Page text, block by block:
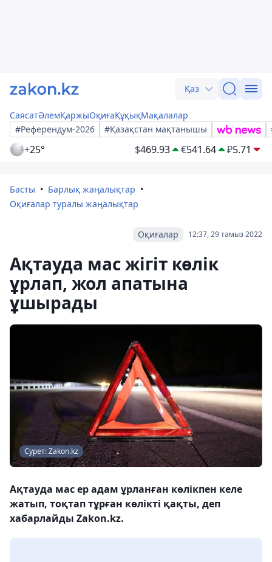
Қаз
СаясатӘлемҚаржыОқиғаҚұқықМақалалар
#Референдум-2026
#Қазақстан мақтанышы
+25° $469.93 €541.64 ₽5.71
Басты
Барлық жаңалықтар
Оқиғалар туралы жаңалықтар
12:37, 29 тамыз 2022
Оқиғалар
Ақтауда мас жігіт көлік
ұрлап, жол апатына
ұшырады
Сурет: Zakon.kz
Ақтауда мас ер адам ұрланған көлікпен келе
жатып, тоқтап тұрған көлікті қақты, деп
хабарлайды Zakon.kz.